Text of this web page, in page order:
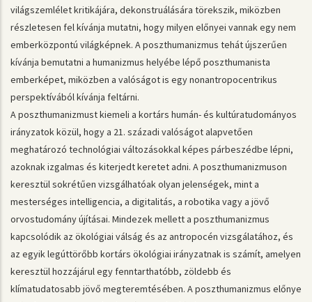
világszemlélet kritikájára, dekonstruálására törekszik, miközben
részletesen fel kívánja mutatni, hogy milyen előnyei vannak egy nem
emberközpontú világképnek. A poszthumanizmus tehát újszerűen
kívánja bemutatni a humanizmus helyébe lépő poszthumanista
emberképet, miközben a valóságot is egy nonantropocentrikus
perspektívából kívánja feltárni.
A poszthumanizmust kiemeli a kortárs humán- és kultúratudományos
irányzatok közül, hogy a 21. századi valóságot alapvetően
meghatározó technológiai változásokkal képes párbeszédbe lépni,
azoknak izgalmas és kiterjedt keretet adni. A poszthumanizmuson
keresztül sokrétűen vizsgálhatóak olyan jelenségek, mint a
mesterséges intelligencia, a digitalitás, a robotika vagy a jövő
orvostudomány újításai. Mindezek mellett a poszthumanizmus
kapcsolódik az ökológiai válság és az antropocén vizsgálatához, és
az egyik legúttörőbb kortárs ökológiai irányzatnak is számít, amelyen
keresztül hozzájárul egy fenntarthatóbb, zöldebb és
klímatudatosabb jövő megteremtésében. A poszthumanizmus előnye